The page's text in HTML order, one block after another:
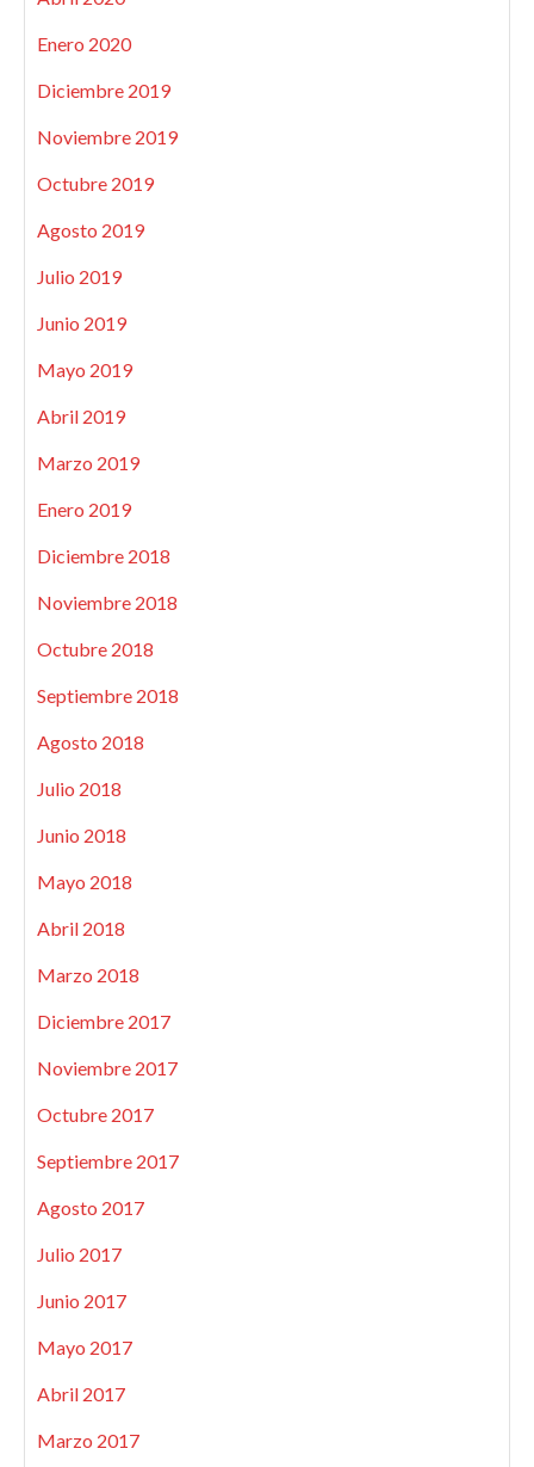
Enero 2020
Diciembre 2019
Noviembre 2019
Octubre 2019
Agosto 2019
Julio 2019
Junio 2019
Mayo 2019
Abril 2019
Marzo 2019
Enero 2019
Diciembre 2018
Noviembre 2018
Octubre 2018
Septiembre 2018
Agosto 2018
Julio 2018
Junio 2018
Mayo 2018
Abril 2018
Marzo 2018
Diciembre 2017
Noviembre 2017
Octubre 2017
Septiembre 2017
Agosto 2017
Julio 2017
Junio 2017
Mayo 2017
Abril 2017
Marzo 2017